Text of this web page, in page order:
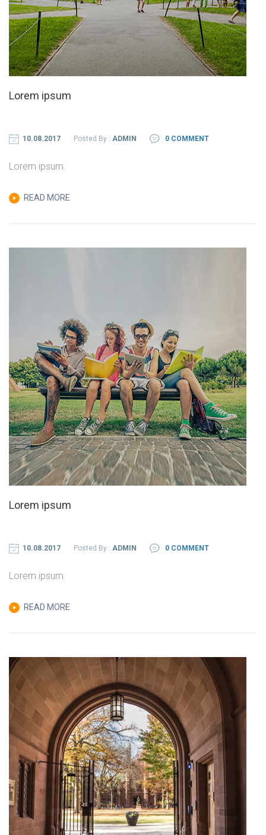
Lorem ipsum
10.08.2017 Posted By : ADMIN 0 COMMENT
Lorem ipsum
READ MORE
Lorem ipsum
10.08.2017 Posted By : ADMIN 0 COMMENT
Lorem ipsum
READ MORE